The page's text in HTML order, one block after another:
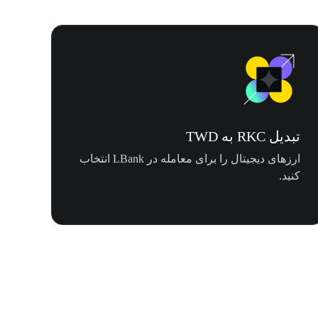
تبدیل RKC به TWD
ارزهای دیجیتال را برای معامله در LBank انتخاب
کنید.